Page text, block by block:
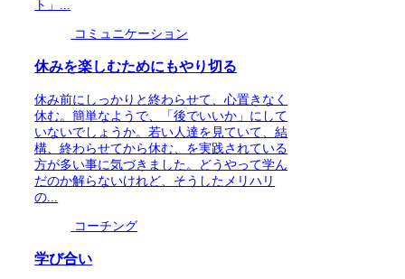
ト」...
コミュニケーション
休みを楽しむためにもやり切る
休み前にしっかりと終わらせて、心置きなく
休む。簡単なようで、「後でいいか」にして
いないでしょうか。若い人達を見ていて、結
構、終わらせてから休む、を実践されている
方が多い事に気づきました。どうやって学ん
だのか解らないけれど、そうしたメリハリ
の...
コーチング
学び合い